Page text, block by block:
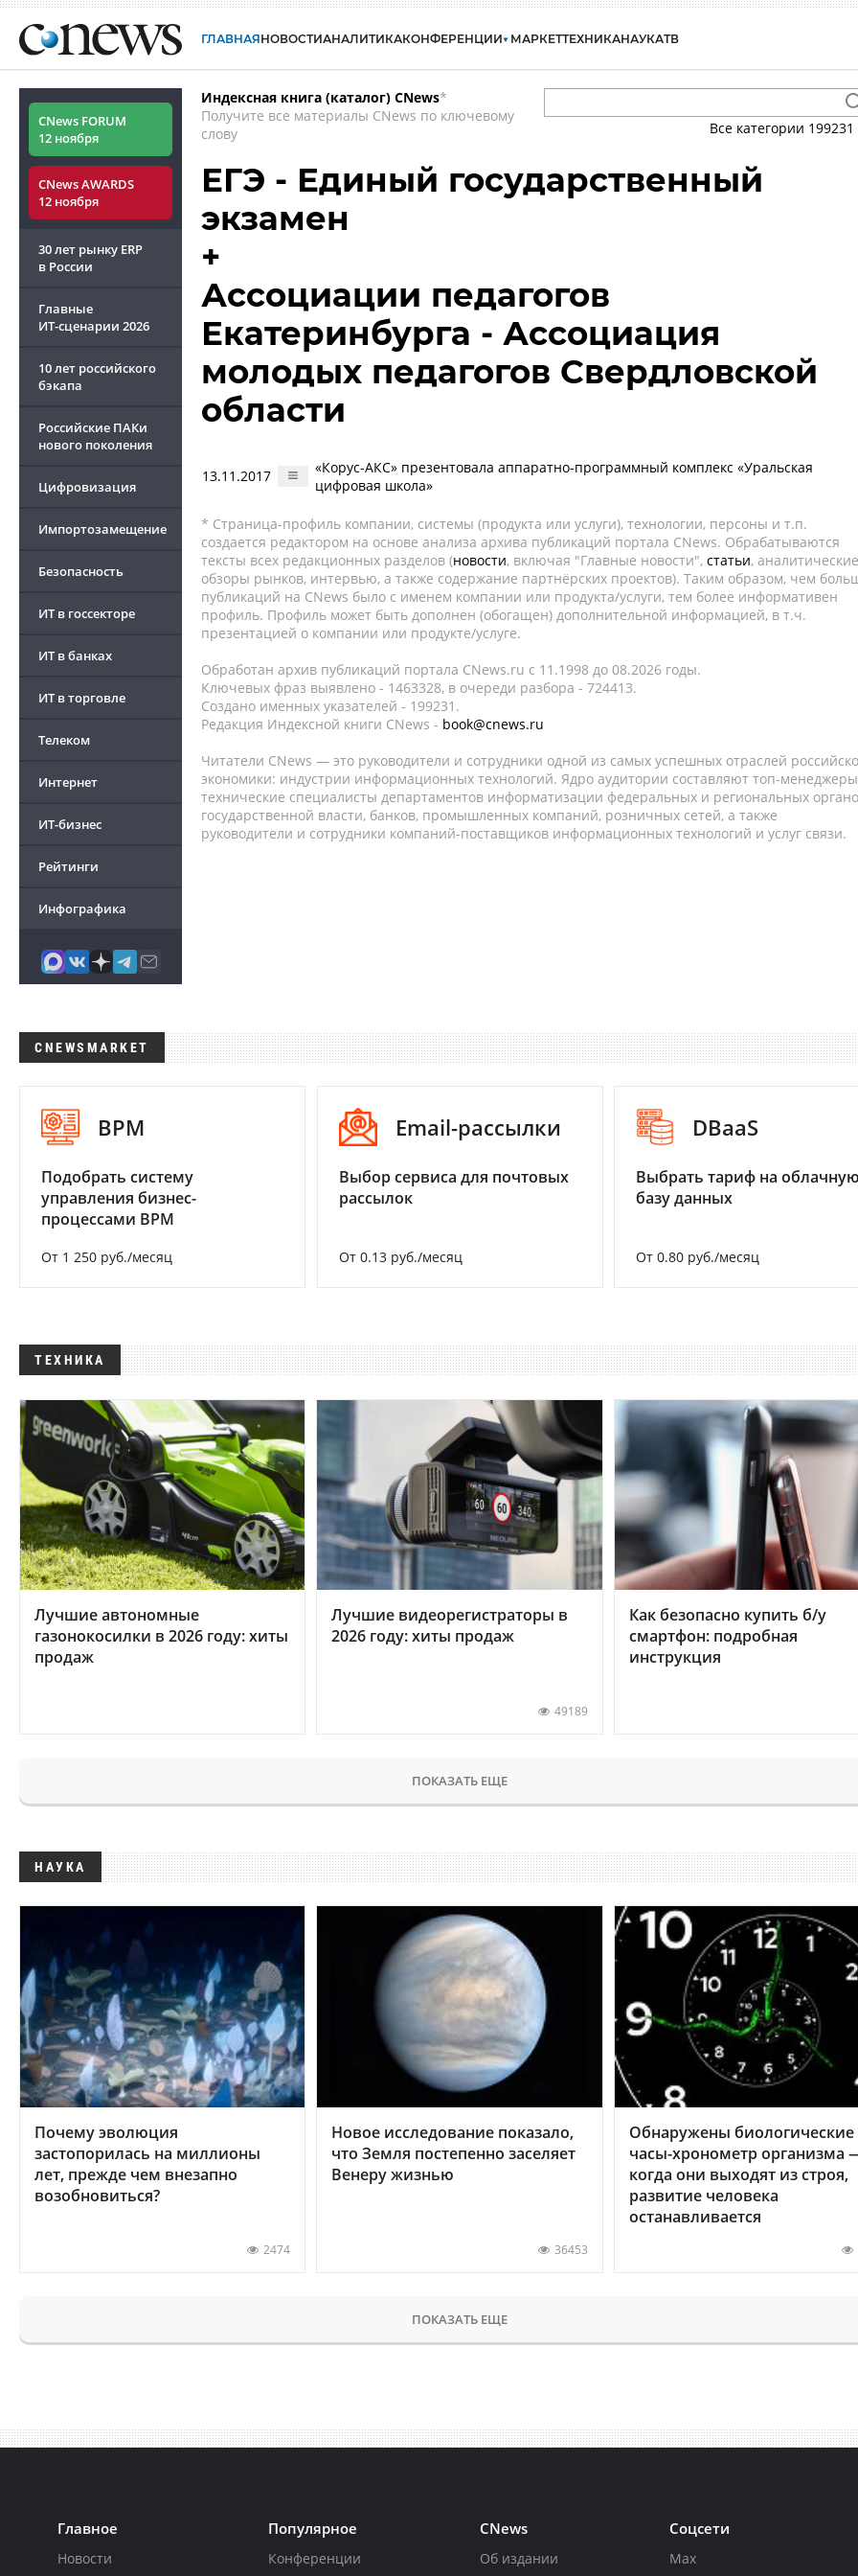
ГЛАВНАЯНОВОСТИАНАЛИТИКАКОНФЕРЕНЦИИ МАРКЕТТЕХНИКАНАУКАТВ
CNews FORUM
12 ноября
CNews AWARDS
12 ноября
30 лет рынку ERP
в России
Главные
ИТ-сценарии 2026
10 лет российского
бэкапа
Российские ПАКи
нового поколения
Цифровизация
Импортозамещение
Безопасность
ИТ в госсекторе
ИТ в банках
ИТ в торговле
Телеком
Интернет
ИТ-бизнес
Рейтинги
Инфографика
Индексная книга (каталог) CNews*
Получите все материалы CNews по ключевому
слову
Все категории 199231
ЕГЭ - Единый государственный
экзамен
+
Ассоциации педагогов
Екатеринбурга - Ассоциация
молодых педагогов Свердловской
области
13.11.2017
«Корус-АКС» презентовала аппаратно-программный комплекс «Уральская
цифровая школа»
* Страница-профиль компании, системы (продукта или услуги), технологии, персоны и т.п.
создается редактором на основе анализа архива публикаций портала CNews. Обрабатываются
тексты всех редакционных разделов (новости, включая "Главные новости", статьи, аналитические
обзоры рынков, интервью, а также содержание партнёрских проектов). Таким образом, чем
публикаций на CNews было с именем компании или продукта/услуги, тем более информативен
профиль. Профиль может быть дополнен (обогащен) дополнительной информацией, в т.ч.
презентацией о компании или продукте/услуге.
Обработан архив публикаций портала CNews.ru c 11.1998 до 08.2026 годы.
Ключевых фраз выявлено - 1463328, в очереди разбора - 724413.
Создано именных указателей - 199231.
Редакция Индексной книги CNews - book@cnews.ru
Читатели CNews — это руководители и сотрудники одной из самых успешных отраслей
экономики: индустрии информационных технологий. Ядро аудитории составляют топ-
технические специалисты департаментов информатизации федеральных и региональных
государственной власти, банков, промышленных компаний, розничных сетей, а также
руководители и сотрудники компаний-поставщиков информационных технологий и услуг связи.
CNEWSMARKET
BPM
Подобрать систему
управления бизнес-
процессами BPM
От 1 250 руб./месяц
Email-рассылки
Выбор сервиса для почтовых
рассылок
От 0.13 руб./месяц
DBaaS
Выбрать тариф на
базу данных
От 0.80 руб./месяц
ТЕХНИКА
Лучшие автономные
газонокосилки в 2026 году: хиты
продаж
Лучшие видеорегистраторы в
2026 году: хиты продаж
49189
Как безопасно купить б/у
смартфон: подробная
инструкция
ПОКАЗАТЬ ЕЩЕ
НАУКА
Почему эволюция
застопорилась на миллионы
лет, прежде чем внезапно
возобновиться?
2474
Новое исследование показало,
что Земля постепенно заселяет
Венеру жизнью
36453
Обнаружены биологические
часы-хронометр организма
когда они выходят из строя,
развитие человека
останавливается
ПОКАЗАТЬ ЕЩЕ
Главное
Новости
Популярное
Конференции
CNews
Об издании
Соцсети
Max